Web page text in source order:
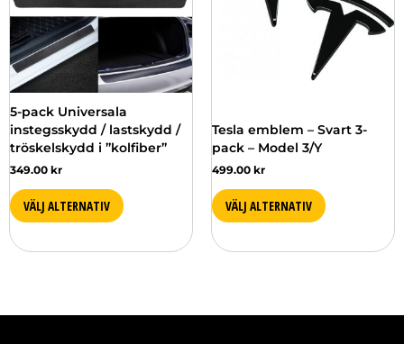
5-pack Universala
instegsskydd / lastskydd /
tröskelskydd i ”kolfiber”
349.00 kr
VÄLJ ALTERNATIV
Tesla emblem – Svart 3-
pack – Model 3/Y
499.00 kr
VÄLJ ALTERNATIV
varianter.
produktsidan